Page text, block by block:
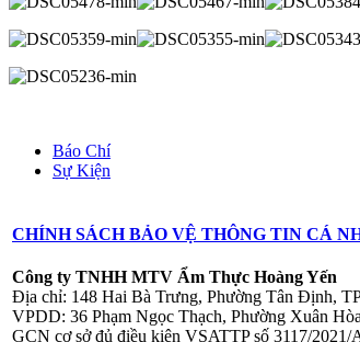
Báo Chí
Sự Kiện
CHÍNH SÁCH BẢO VỆ THÔNG TIN CÁ
Công ty TNHH MTV Ẩm Thực Hoàng Yến
Địa chỉ: 148 Hai Bà Trưng, Phường Tân Định,
VPDD: 36 Phạm Ngọc Thạch, Phường Xuân
GCN cơ sở đủ điều kiện VSATTP số 3117/